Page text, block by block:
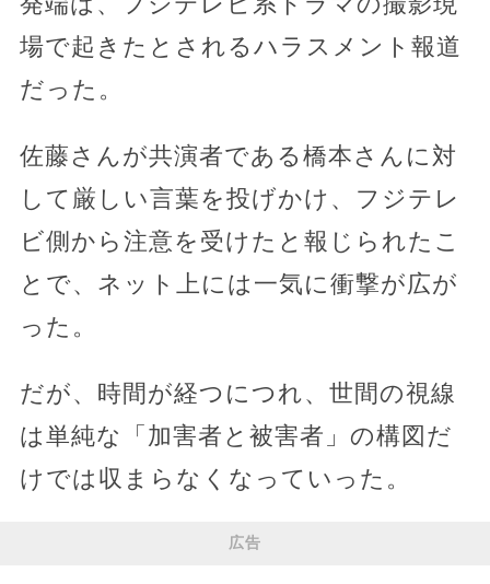
場で起きたとされるハラスメント報道
だった。
佐藤さんが共演者である橋本さんに対
して厳しい言葉を投げかけ、フジテレ
ビ側から注意を受けたと報じられたこ
とで、ネット上には一気に衝撃が広が
った。
だが、時間が経つにつれ、世間の視線
は単純な「加害者と被害者」の構図だ
けでは収まらなくなっていった。
広告